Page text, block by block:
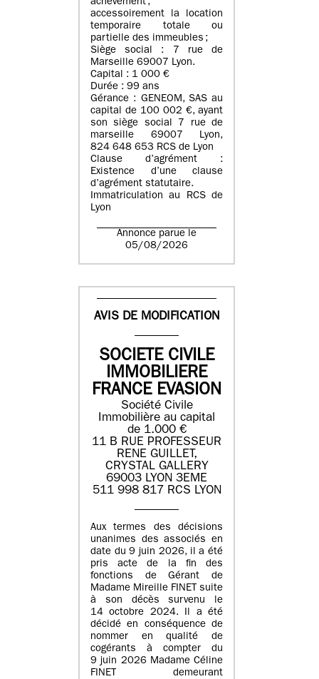
achèvement ;
accessoirement la location
temporaire totale ou
partielle des immeubles ;
Siège social : 7 rue de
Marseille 69007 Lyon.
Capital : 1 000 €
Durée : 99 ans
Gérance : GENEOM, SAS au
capital de 100 002 €, ayant
son siège social 7 rue de
marseille 69007 Lyon,
824 648 653 RCS de Lyon
Clause d’agrément :
Existence d’une clause
d’agrément statutaire.
Immatriculation au RCS de
Lyon
Annonce parue le
05/08/2026
AVIS DE MODIFICATION
SOCIETE CIVILE
IMMOBILIERE
FRANCE EVASION
Société Civile
Immobilière au capital
de 1.000 €
11 B RUE PROFESSEUR
RENE GUILLET,
CRYSTAL GALLERY
69003 LYON 3EME
511 998 817 RCS LYON
Aux termes des décisions
unanimes des associés en
date du 9 juin 2026, il a été
pris acte de la fin des
fonctions de Gérant de
Madame Mireille FINET suite
à son décès survenu le
14 octobre 2024. Il a été
décidé en conséquence de
nommer en qualité de
cogérants à compter du
9 juin 2026 Madame Céline
FINET demeurant